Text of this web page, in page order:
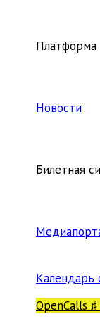
Платформа
Новости
Билетная
Календарь
OpenCalls